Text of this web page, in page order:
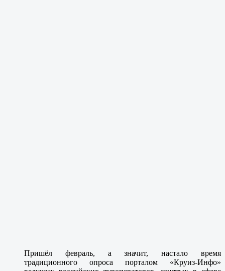
Пришёл февраль, а значит, настало время
традиционного опроса порталом «Круиз-Инфо»